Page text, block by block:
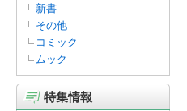
新書
その他
コミック
ムック
特集情報